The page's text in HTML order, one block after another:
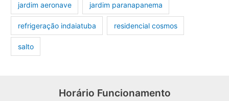
jardim aeronave jardim paranapanema
refrigeração indaiatuba residencial cosmos
salto
Horário Funcionamento